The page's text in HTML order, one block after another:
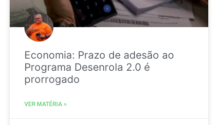
Economia: Prazo de adesão ao
Programa Desenrola 2.0 é
prorrogado
VER MATÉRIA »